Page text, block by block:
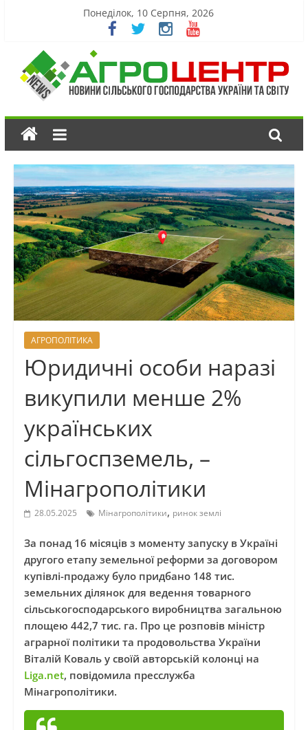
Понеділок, 10 Серпня, 2026
АГРОПОЛІТИКА
Юридичні особи наразі
викупили менше 2%
українських
сільгоспземель, –
Мінагрополітики
28.05.2025 Мінагрополітики, ринок землі
За понад 16 місяців з моменту запуску в Україні
другого етапу земельної реформи за договором
купівлі-продажу було придбано 148 тис.
земельних ділянок для ведення товарного
сільськогосподарського виробництва загальною
площею 442,7 тис. га. Про це розповів міністр
аграрної політики та продовольства України
Віталій Коваль у своїй авторській колонці на
Liga.net, повідомила пресслужба
Мінагрополітики.